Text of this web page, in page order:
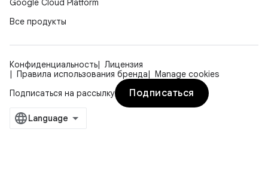
Google Cloud Platform
Все продукты
Конфиденциальность
Лицензия
Правила использования бренда
Manage cookies
Подписаться на рассылку
Подписаться